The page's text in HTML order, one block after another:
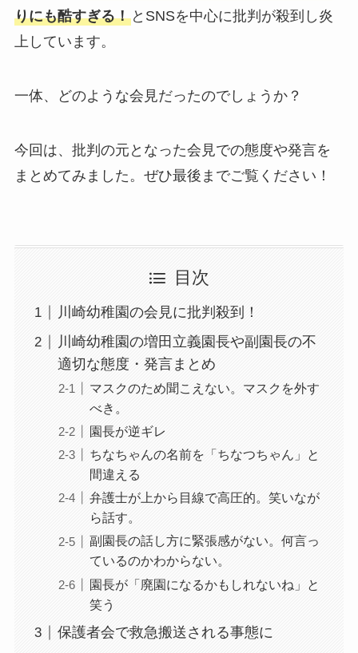
りにも酷すぎる！とSNSを中心に批判が殺到し炎
上しています。
一体、どのような会見だったのでしょうか？
今回は、批判の元となった会見での態度や発言を
まとめてみました。ぜひ最後までご覧ください！
目次
川崎幼稚園の会見に批判殺到！
川崎幼稚園の増田立義園長や副園長の不
適切な態度・発言まとめ
マスクのため聞こえない。マスクを外す
べき。
園長が逆ギレ
ちなちゃんの名前を「ちなつちゃん」と
間違える
弁護士が上から目線で高圧的。笑いなが
ら話す。
副園長の話し方に緊張感がない。何言っ
ているのかわからない。
園長が「廃園になるかもしれないね」と
笑う
保護者会で救急搬送される事態に